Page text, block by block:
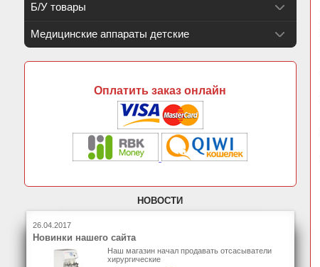
Б/У товары
Медицинские аппараты детские
Оплатить заказ онлайн
НОВОСТИ
26.04.2017
Новинки нашего сайта
Наш магазин начал продавать отсасыватели
хирургические